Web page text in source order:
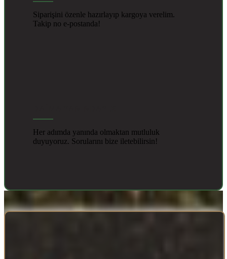
Siparişini özenle hazırlayıp kargoya verelim.
Takip no e-postanda!
Her adımda yanında olmaktan mutluluk
duyuyoruz. Sorularını bize iletebilirsin!